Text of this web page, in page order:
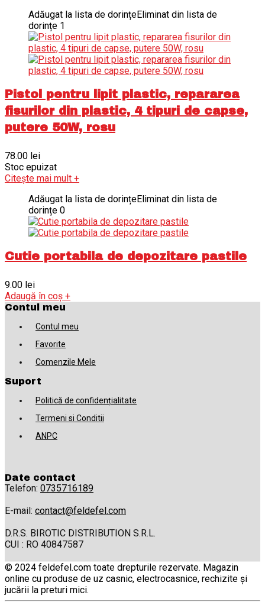
Adăugat la lista de dorințeEliminat din lista de
dorințe 1
Pistol pentru lipit plastic, repararea
fisurilor din plastic, 4 tipuri de capse,
putere 50W, rosu
78.00 lei
Stoc epuizat
Citește mai mult +
Adăugat la lista de dorințeEliminat din lista de
dorințe 0
Cutie portabila de depozitare pastile
9.00 lei
Adaugă în coș +
Contul meu
Contul meu
Favorite
Comenzile Mele
Suport
Politică de confidențialitate
Termeni si Conditii
ANPC
Date contact
Telefon: 0735716189
E-mail: contact@feldefel.com
D.R.S. BIROTIC DISTRIBUTION S.R.L.
CUI : RO 40847587
© 2024 feldefel.com toate drepturile rezervate. Magazin
online cu produse de uz casnic, electrocasnice, rechizite și
jucării la preturi mici.